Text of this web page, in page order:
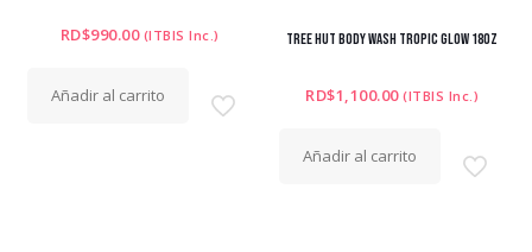
RD$990.00 (ITBIS Inc.)
Añadir al carrito
TREE HUT BODY WASH TROPIC GLOW 18OZ
RD$1,100.00 (ITBIS Inc.)
Añadir al carrito